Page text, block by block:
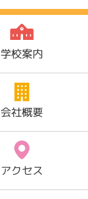
学校案内
会社概要
アクセス